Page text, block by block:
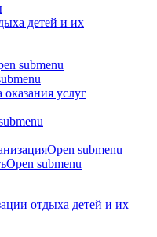
детей и их
submenu
оказания услуг
Open submenu
Open submenu
отдыха детей и их